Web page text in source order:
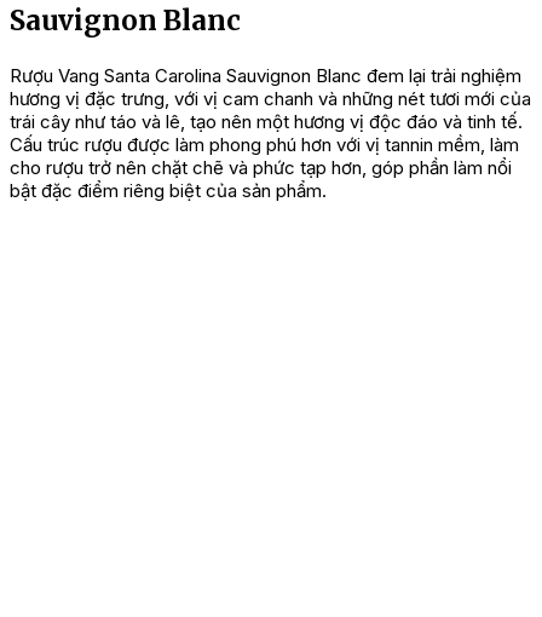
Sauvignon Blanc
Rượu Vang Santa Carolina Sauvignon Blanc đem lại trải nghiệm
hương vị đặc trưng, với vị cam chanh và những nét tươi mới của
trái cây như táo và lê, tạo nên một hương vị độc đáo và tinh tế.
Cấu trúc rượu được làm phong phú hơn với vị tannin mềm, làm
cho rượu trở nên chặt chẽ và phức tạp hơn, góp phần làm nổi
bật đặc điểm riêng biệt của sản phẩm.